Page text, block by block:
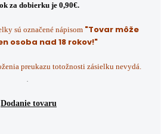
za dobierku je 0,90€.
sú označené nápisom "Tovar môže
osoba nad 18 rokov!"
preukazu totožnosti zásielku nevydá.
.
Dodanie tovaru